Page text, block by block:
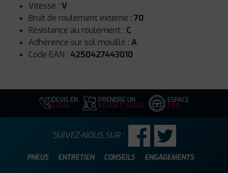
Vitesse : V
Bruit de roulement externe : 70
Résistance au roulement : C
Adhérence sur sol mouillé : A
Code EAN : 4250427443010
DEVIS EN
LIGNE
PRENDRE UN
RENDEZ-VOUS
ESPACE
PRO
PNEUS ENTRETIEN CONSEILS ENGAGEMENTS
SUIVEZ-NOUS SUR :